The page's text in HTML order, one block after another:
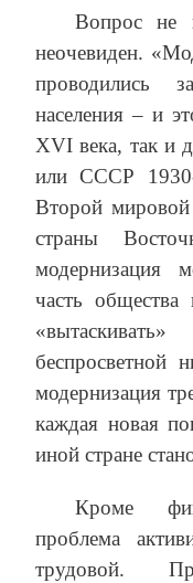
Вопрос не
неочевиден.
проводились
населения – и
XVI века, так и
или СССР
Второй мировой
страны
модернизация
часть
модернизация
каждая новая
иной стране
Кроме
проблема
трудовой.